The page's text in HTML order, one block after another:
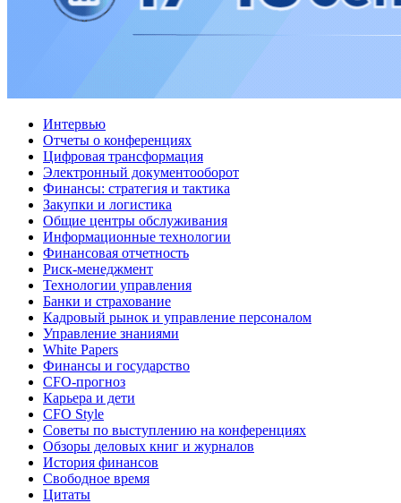
Интервью
Отчеты о конференциях
Цифровая трансформация
Электронный документооборот
Финансы: стратегия и тактика
Закупки и логистика
Общие центры обслуживания
Информационные технологии
Финансовая отчетность
Риск-менеджмент
Технологии управления
Банки и страхование
Кадровый рынок и управление персоналом
Управление знаниями
White Papers
Финансы и государство
CFO-прогноз
Карьера и дети
CFO Style
Советы по выступлению на конференциях
Обзоры деловых книг и журналов
История финансов
Свободное время
Цитаты